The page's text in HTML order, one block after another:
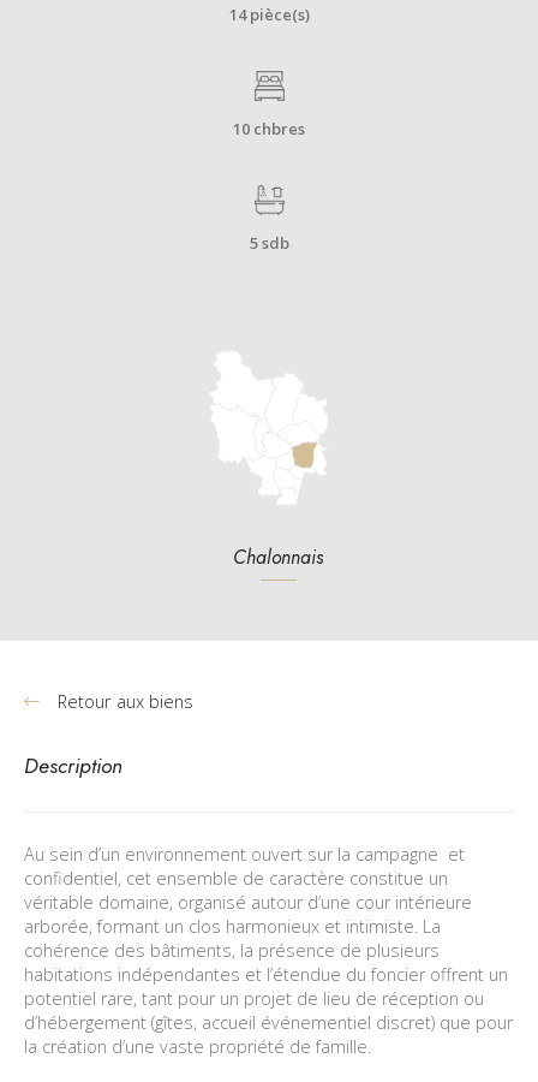
14 pièce(s)
10 chbres
5 sdb
Chalonnais
Retour aux biens
Description
Au sein d’un environnement ouvert sur la campagne et
confidentiel, cet ensemble de caractère constitue un
véritable domaine, organisé autour d’une cour intérieure
arborée, formant un clos harmonieux et intimiste. La
cohérence des bâtiments, la présence de plusieurs
habitations indépendantes et l’étendue du foncier offrent un
potentiel rare, tant pour un projet de lieu de réception ou
d’hébergement (gîtes, accueil événementiel discret) que pour
la création d’une vaste propriété de famille.